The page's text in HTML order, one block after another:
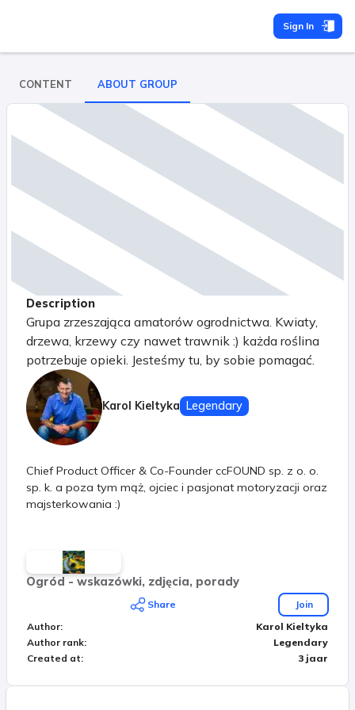
Sign In
CONTENT ABOUT GROUP
Description
Grupa zrzeszająca amatorów ogrodnictwa. Kwiaty,
drzewa, krzewy czy nawet trawnik :) każda roślina
potrzebuje opieki. Jesteśmy tu, by sobie pomagać.
Karol Kieltyka Legendary
Chief Product Officer & Co-Founder ccFOUND sp. z o. o.
sp. k. a poza tym mąż, ojciec i pasjonat motoryzacji oraz
majsterkowania :)
Ogród - wskazówki, zdjęcia, porady
Share
Join
Author:
Karol Kieltyka
Author rank:
Legendary
Created at: 3 jaar